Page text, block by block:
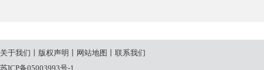
关于我们 版权声明 网站地图
联系我们
苏ICP备05003993号-1